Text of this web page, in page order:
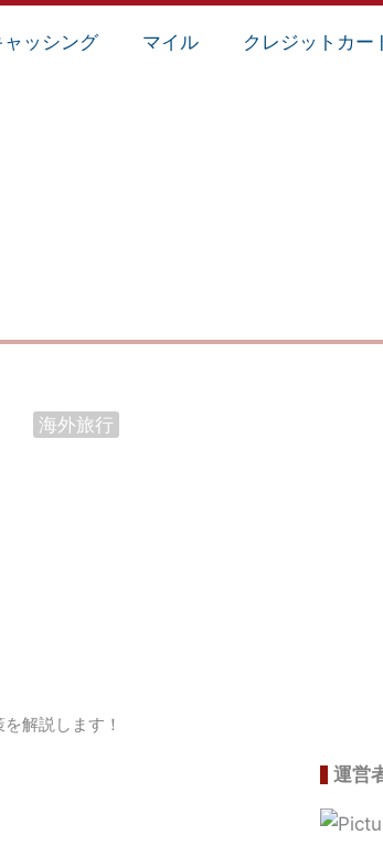
ャッシング マイル クレジットカー
海外旅行
解説します！
運営